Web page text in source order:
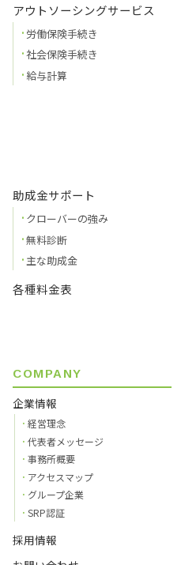
アウトソーシングサービス
労働保険手続き
社会保険手続き
給与計算
助成金サポート
クローバーの強み
無料診断
主な助成金
各種料金表
COMPANY
企業情報
経営理念
代表者メッセージ
事務所概要
アクセスマップ
グループ企業
SRP認証
採用情報